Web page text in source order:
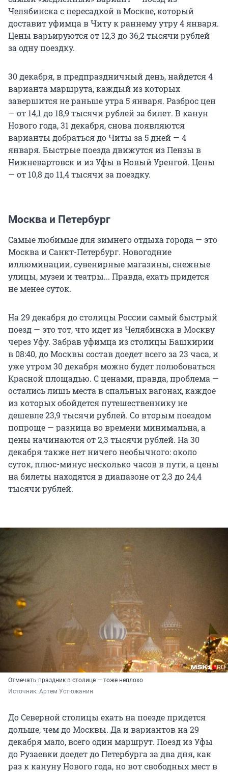
Челябинска с пересадкой в Москве, который
доставит уфимца в Читу к раннему утру 4 января.
Цены варьируются от 12,3 до 36,2 тысячи рублей
за одну поездку.
30 декабря, в предпраздничный день, найдется 4
варианта маршрута, каждый из которых
завершится не раньше утра 5 января. Разброс цен
— от 14,1 до 18,9 тысячи рублей за билет. В канун
Нового года, 31 декабря, снова появляются
варианты добраться до Читы за 5 дней — 4
января. Быстрые поезда движутся из Пензы в
Нижневартовск и из Уфы в Новый Уренгой. Цены
— от 10,8 до 11,4 тысячи за поездку.
Москва и Петербург
Самые любимые для зимнего отдыха города — это
Москва и Санкт-Петербург. Новогодние
иллюминации, сувенирные магазины, снежные
улицы, музеи и театры... Правда, ехать придется
не менее суток.
На 29 декабря до столицы России самый быстрый
поезд — это тот, что идет из Челябинска в Москву
через Уфу. Забрав уфимца из столицы Башкирии
в 08:40, до Москвы состав доедет всего за 23 часа, и
уже утром 30 декабря можно будет полюбоваться
Красной площадью. С ценами, правда, проблема —
остались лишь места в спальных вагонах, каждое
из которых обойдется путешественнику не
дешевле 23,9 тысячи рублей. Со вторым поездом
попроще — разница во времени минимальна, а
цены начинаются от 2,3 тысячи рублей. На 30
декабря также нет ничего необычного: около
суток, плюс-минус несколько часов в пути, а цены
на билеты находятся в диапазоне от 2,3 до 24,4
тысячи рублей.
Отмечать праздник в столице — тоже неплохо
Источник: Артем Устюжанин
До Северной столицы ехать на поезде придется
дольше, чем до Москвы. Да и вариантов на 29
декабря мало, всего один маршрут. Поезд из Уфы
до Рузаевки доедет до Петербурга за два дня, как
раз к кануну Нового года, но вот свободных мест в